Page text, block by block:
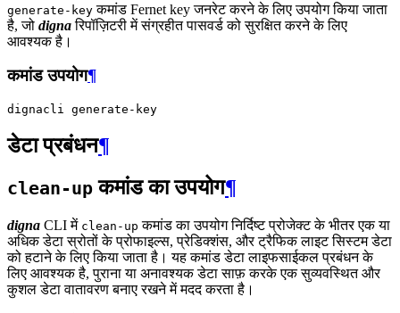
generate-key कमांड Fernet key जनरेट करने के लिए उपयोग किया जाता
है, जो dignaरिपॉज़िटरी में संग्रहीत पासवर्ड को सुरक्षित करने के लिए
आवश्यक है।
कमांड उपयोग¶
dignacli
डेटा प्रबंधन¶
clean-up कमांड का उपयोग¶
digna CLI में clean-up कमांड का उपयोग निर्दिष्ट प्रोजेक्ट के भीतर एक या
अधिक डेटा स्रोतों के प्रोफाइल्स, प्रेडिक्शंस, और ट्रैफिक लाइट सिस्टम डेटा
को हटाने के लिए किया जाता है। यह कमांड डेटा लाइफसाईकल प्रबंधन के
लिए आवश्यक है, पुराना या अनावश्यक डेटा साफ़ करके एक सुव्यवस्थित और
कुशल डेटा वातावरण बनाए रखने में मदद करता है।